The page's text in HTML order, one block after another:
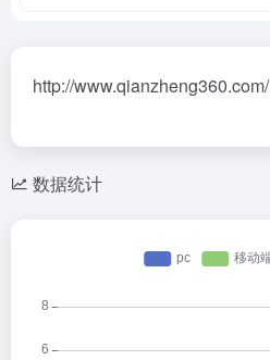
http://www.qianzheng360.com/
数据统计